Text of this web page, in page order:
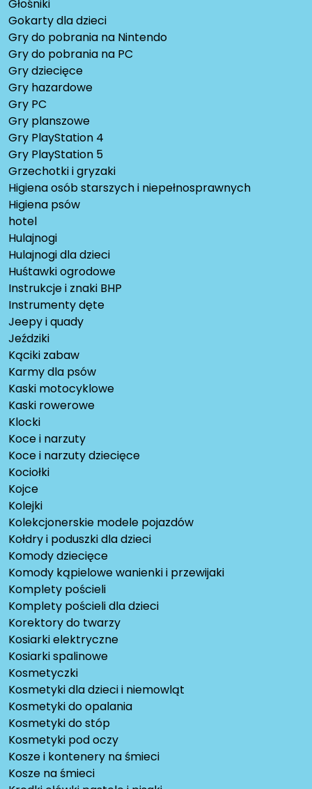
Głośniki
Gokarty dla dzieci
Gry do pobrania na Nintendo
Gry do pobrania na PC
Gry dziecięce
Gry hazardowe
Gry PC
Gry planszowe
Gry PlayStation 4
Gry PlayStation 5
Grzechotki i gryzaki
Higiena osób starszych i niepełnosprawnych
Higiena psów
hotel
Hulajnogi
Hulajnogi dla dzieci
Huśtawki ogrodowe
Instrukcje i znaki BHP
Instrumenty dęte
Jeepy i quady
Jeździki
Kąciki zabaw
Karmy dla psów
Kaski motocyklowe
Kaski rowerowe
Klocki
Koce i narzuty
Koce i narzuty dziecięce
Kociołki
Kojce
Kolejki
Kolekcjonerskie modele pojazdów
Kołdry i poduszki dla dzieci
Komody dziecięce
Komody kąpielowe wanienki i przewijaki
Komplety pościeli
Komplety pościeli dla dzieci
Korektory do twarzy
Kosiarki elektryczne
Kosiarki spalinowe
Kosmetyczki
Kosmetyki dla dzieci i niemowląt
Kosmetyki do opalania
Kosmetyki do stóp
Kosmetyki pod oczy
Kosze i kontenery na śmieci
Kosze na śmieci